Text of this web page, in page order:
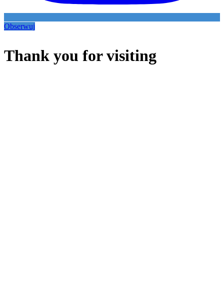
Obserwuj
Thank you for visiting